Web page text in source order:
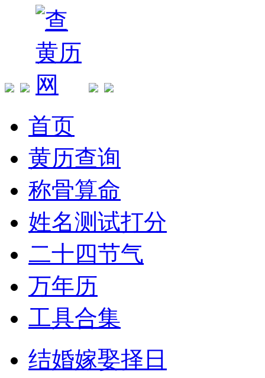
首页
黄历查询
称骨算命
姓名测试打分
二十四节气
万年历
工具合集
结婚嫁娶择日